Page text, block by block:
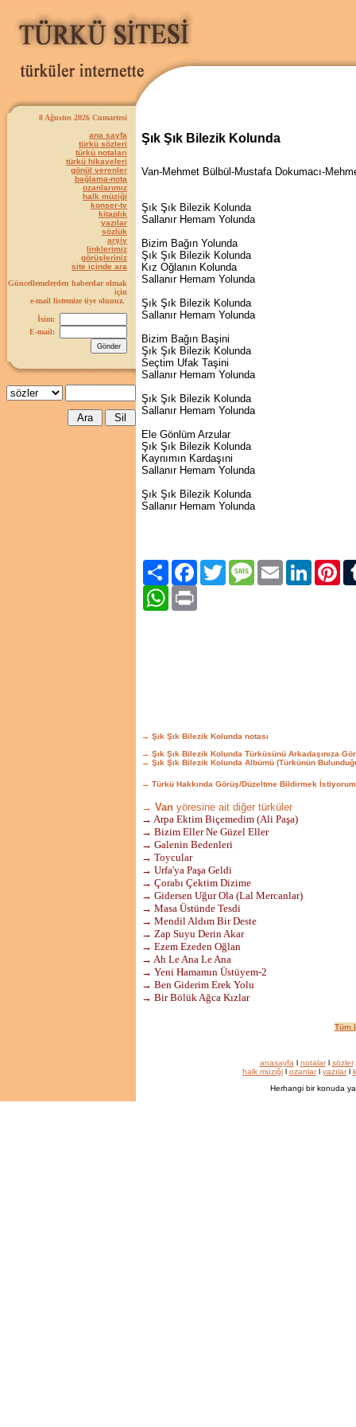
8 Ağustos 2026 Cumartesi
ana sayfa
türkü sözleri
türkü notaları
türkü hikayeleri
gönül verenler
bağlama-nota
ozanlarımız
halk müziği
konser-tv
kitaplık
yazılar
sözlük
arşiv
linklerimiz
görüşleriniz
site içinde ara
Güncellemelerden haberdar olmak
için
e-mail listemize üye olunuz.
İsim:
E-mail:
Şık Şık Bilezik Kolunda
Van-Mehmet Bülbül-Mustafa Dokumacı-
Şık Şık Bilezik Kolunda
Sallanır Hemam Yolunda
Bizim Bağın Yolunda
Şık Şık Bilezik Kolunda
Kız Oğlanın Kolunda
Sallanır Hemam Yolunda
Şık Şık Bilezik Kolunda
Sallanır Hemam Yolunda
Bizim Bağın Başini
Şık Şık Bilezik Kolunda
Seçtim Ufak Taşini
Sallanır Hemam Yolunda
Şık Şık Bilezik Kolunda
Sallanır Hemam Yolunda
Ele Gönlüm Arzular
Şık Şık Bilezik Kolunda
Kaynımın Kardaşıni
Sallanır Hemam Yolunda
Şık Şık Bilezik Kolunda
Sallanır Hemam Yolunda
Paylaş FacebookTwitter Message Email LinkedIn
WhatsApp
→ Şık Şık Bilezik Kolunda notası
→ Şık Şık Bilezik Kolunda Türküsünü Arkadaşınıza
→ Şık Şık Bilezik Kolunda Albümü (Türkünün
→ Türkü Hakkında Görüş/Düzeltme Bildirmek İstiyorum
→ Van yöresine ait diğer türküler
→ Arpa Ektim Biçemedim (Ali Paşa)
→ Bizim Eller Ne Güzel Eller
→ Galenin Bedenleri
→ Toycular
→ Urfa'ya Paşa Geldi
→ Çorabı Çektim Dizime
→ Gidersen Uğur Ola (Lal Mercanlar)
→ Masa Üstünde Tesdi
→ Mendil Aldım Bir Deste
→ Zap Suyu Derin Akar
→ Ezem Ezeden Oğlan
→ Ah Le Ana Le Ana
→ Yeni Hamamın Üstüyem-2
→ Ben Giderim Erek Yolu
→ Bir Bölük Ağca Kızlar
Tüm
anasayfa l notalarl sözler
halk müziği l ozanlarl yazılarl
Herhangi bir konuda